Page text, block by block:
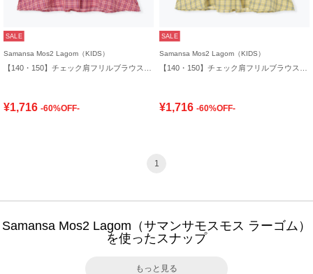
SALE
Samansa Mos2 Lagom（KIDS）
¥1,716 -60%OFF-
SALE
Samansa Mos2 Lagom（KIDS）
¥1,716 -60%OFF-
1
Samansa Mos2 Lagom（サマンサモスモス ラーゴム）
を使ったスナップ
もっと見る